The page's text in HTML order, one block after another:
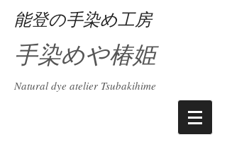
能登の手染め工房
手染めや椿姫
Natural dye atelier Tsubakihime